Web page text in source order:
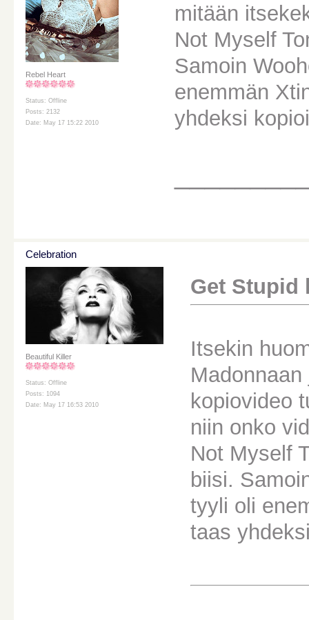
Rebel Heart
Status: Offline
Posts: 2132
Date: May 17 15:22 2010
mitään
Not Myself
Samoin
enemmän
yhdeksi
Celebration
Beautiful Killer
Status: Offline
Posts: 1094
Date: May 17 16:53 2010
Get
Itsekin
kopiovideo
niin onko
Not Myself
biisi.
tyyli oli
taas